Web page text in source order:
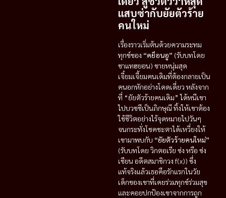
แสบซ่ากับยัยตัวร้าย
คนใหม่
เรื่องราวเริ่มต้นด้วยความระทม
ทุกข์ของ “คย็อนอู” (รับบทโดย
ชาแทฮยอน) ชายหนุ่มสุด
เจี๋ยมเจี้ยมคนเดิมที่ต้องกลายเป็น
คนอกหักอย่างโดดเดี่ยว หลังจาก
ที่ “ยัยตัวร้ายคนเดิม” ได้หนีเขา
ไปบวชชีเป็นภิกษุณี ทิ้งให้เขาต้อง
ใช้ชีวิตอย่างไร้จุดหมายไปวันๆ
จนกระทั่งโชคชะตาได้เหวี่ยงให้
เขามาพบกับ “ยัยตัวร้ายคนใหม่”
(รับบทโดย วิกตอเรีย ซ่ง หรือ ซ่ง
เชียน อดีตสมาชิกวง f(x)) ซึ่ง
แท้จริงแล้วเธอคือรักแรกในวัย
เด็กของเขาที่เคยร่วมทุกข์ร่วมสุข
และคอยปกป้องเขาจากการถูก